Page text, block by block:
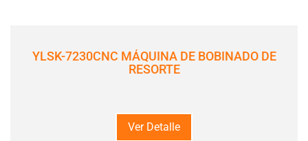
YLSK-7230CNC MÁQUINA DE BOBINADO DE
RESORTE
Ver Detalle